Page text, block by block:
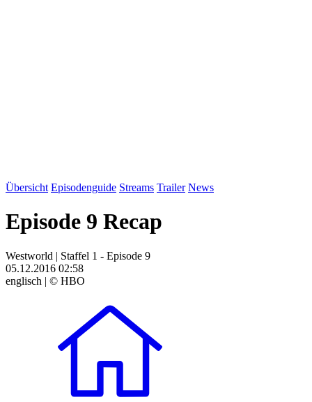
Übersicht Episodenguide Streams Trailer News
Episode 9 Recap
Westworld | Staffel 1 - Episode 9
05.12.2016 02:58
englisch | © HBO